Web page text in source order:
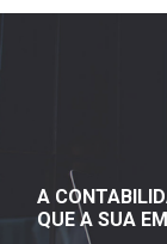
A
QUE A SUA